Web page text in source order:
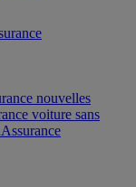
nouvelles
voiture sans
Assurance